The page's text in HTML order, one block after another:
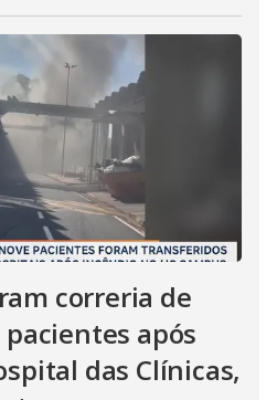
correria de
após
das Clínicas,